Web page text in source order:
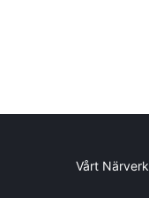
Vårt Närverk